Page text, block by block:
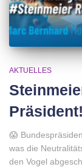
AKTUELLES
😱
was die
den Vogel